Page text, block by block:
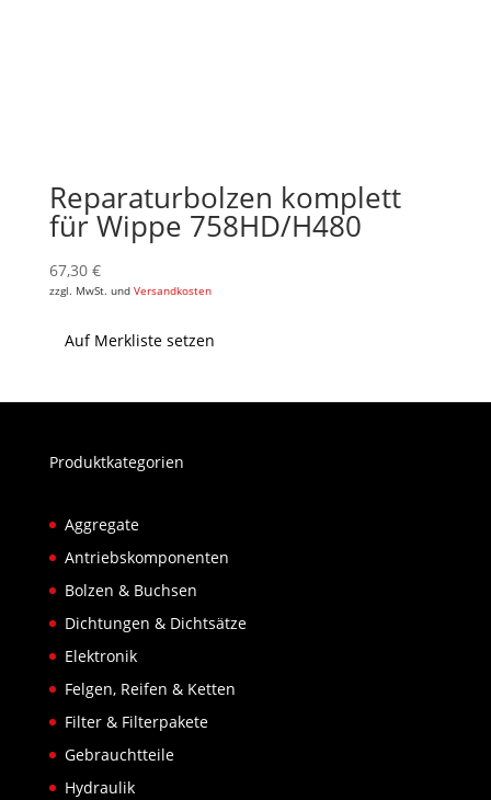
Reparaturbolzen komplett
für Wippe 758HD/H480
67,30 €
zzgl. MwSt. und Versandkosten
Auf Merkliste setzen
Produktkategorien
Aggregate
Antriebskomponenten
Bolzen & Buchsen
Dichtungen & Dichtsätze
Elektronik
Felgen, Reifen & Ketten
Filter & Filterpakete
Gebrauchtteile
Hydraulik